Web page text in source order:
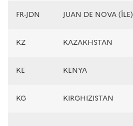
FR-JDN JUAN DE NOVA (ÎLE)
KZ KAZAKHSTAN
KE KENYA
KG KIRGHIZISTAN